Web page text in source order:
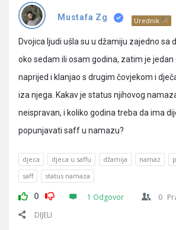
Pitanja
Mustafa Zg Urednik
Dvojica ljudi ušla su u džamiju zajedno sa
oko sedam ili osam godina, zatim je jedan
naprijed i klanjao s drugim čovjekom i
iza njega. Kakav je status njihovog
neispravan, i koliko godina treba da ima
popunjavati saff u namazu?
djeca djeca u saffu džamija namaz
saff
status namaza
0 1 Odgovor 0
DIJELI